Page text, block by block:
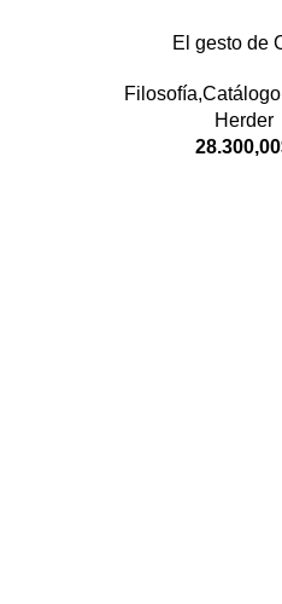
El gesto de
Filosofía,Catálogo
Herder
28.300,00